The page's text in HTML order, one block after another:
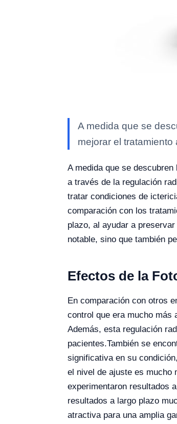
A medida que se
mejorar el tratamiento
A medida que se
a través de la regulación
tratar condiciones de
comparación con los
plazo, al ayudar a
notable, sino que también
Efectos de la
En comparación con otros
control que era mucho más
Además, esta regulación
pacientes.También se
significativa en su
el nivel de ajuste es mucho
experimentaron resultados
resultados a largo plazo
atractiva para una amplia